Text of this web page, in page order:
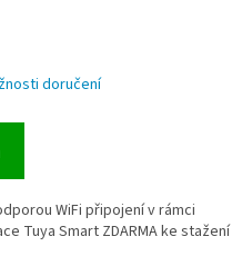
doručení
WiFi připojení v rámci
Tuya Smart ZDARMA ke stažení